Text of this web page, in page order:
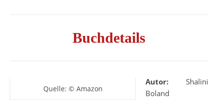
Buchdetails
Quelle: © Amazon
Autor: Shalini
Boland